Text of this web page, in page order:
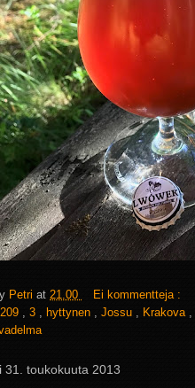
Petri at 21.00
Ei kommentteja :
, 3 , hyttynen , Jossu , Krakova ,
31. toukokuuta 2013